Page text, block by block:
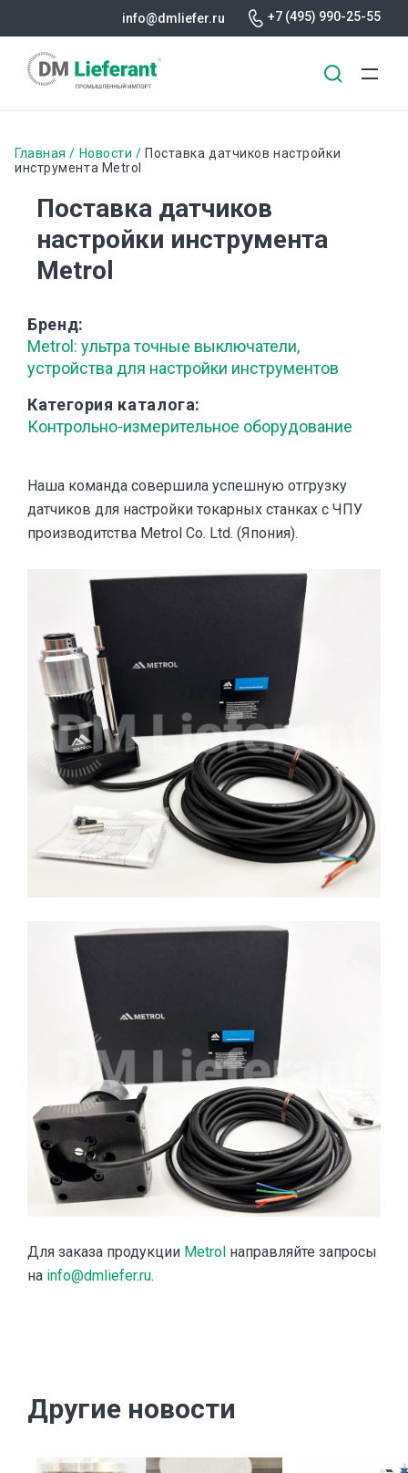
основному
info@dmliefer.ru +7 (495) 990-25-55
Строка
навигации
Главная Новости
Поставка датчиков настройки
инструмента Metrol
Поставка датчиков
настройки инструмента
Metrol
Бренд
Metrol: ультра точные выключатели,
устройства для настройки инструментов
Категория каталога
Контрольно-измерительное оборудование
Наша команда совершила успешную отгрузку
датчиков для настройки токарных станках с ЧПУ
производитства Metrol Co. Ltd. (Япония).
Для заказа продукции Metrol направляйте запросы
на info@dmliefer.ru.
Другие новости